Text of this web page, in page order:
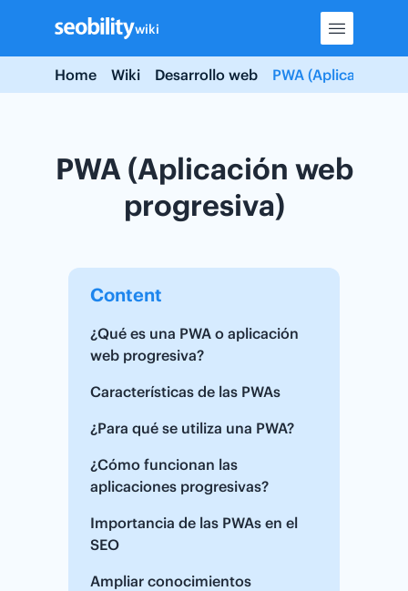
content
wiki
Home Wiki Desarrollo web PWA (Aplicación
PWA (Aplicación web
progresiva)
Content
¿Qué es una PWA o aplicación
web progresiva?
Características de las PWAs
¿Para qué se utiliza una PWA?
¿Cómo funcionan las
aplicaciones progresivas?
Importancia de las PWAs en el
SEO
Ampliar conocimientos